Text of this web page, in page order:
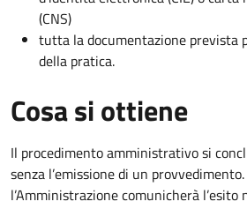
(CNS)
tutta la documentazione prevista
della pratica.
Cosa si ottiene
Il procedimento amministrativo si
senza l’emissione di un
l’Amministrazione comunicherà l’esito